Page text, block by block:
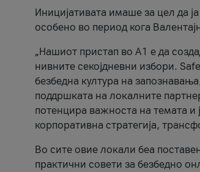
Иницијативата имаше за цел да
особено во период кога
„Нашиот пристап во А1 е да
нивните секојдневни избори.
безбедна култура на
поддршката на локалните
потенцира важноста на темата и
корпоративна стратегија,
Во сите овие локали беа
практични совети за безбедно